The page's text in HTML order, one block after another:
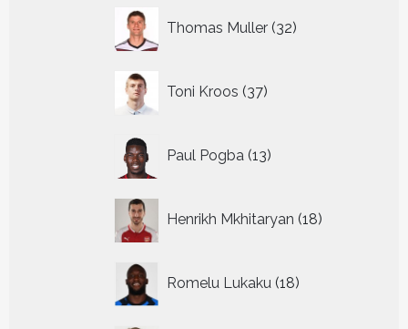
Thomas Muller 32
producten
Toni Kroos 37
producten
Paul Pogba 13
producten
Henrikh Mkhitaryan 18
producten
Romelu Lukaku 18
producten